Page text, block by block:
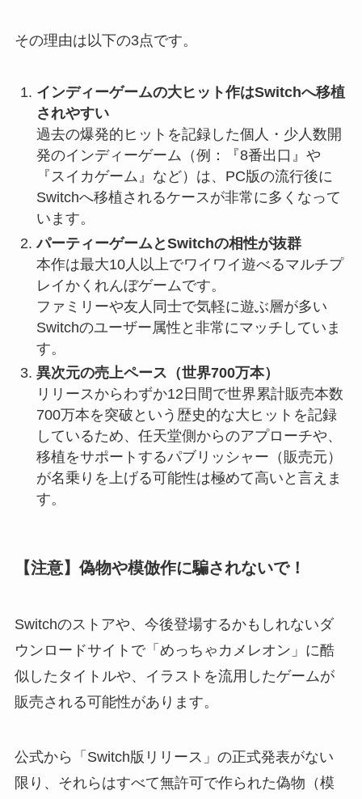
その理由は以下の3点です。
インディーゲームの大ヒット作はSwitchへ移植
されやすい
過去の爆発的ヒットを記録した個人・少人数開
発のインディーゲーム（例：『8番出口』や
『スイカゲーム』など）は、PC版の流行後に
Switchへ移植されるケースが非常に多くなって
います。
パーティーゲームとSwitchの相性が抜群
本作は最大10人以上でワイワイ遊べるマルチプ
レイかくれんぼゲームです。
ファミリーや友人同士で気軽に遊ぶ層が多い
Switchのユーザー属性と非常にマッチしていま
す。
異次元の売上ペース（世界700万本）
リリースからわずか12日間で世界累計販売本数
700万本を突破という歴史的な大ヒットを記録
しているため、任天堂側からのアプローチや、
移植をサポートするパブリッシャー（販売元）
が名乗りを上げる可能性は極めて高いと言えま
す。
【注意】偽物や模倣作に騙されないで！
Switchのストアや、今後登場するかもしれないダ
ウンロードサイトで「めっちゃカメレオン」に酷
似したタイトルや、イラストを流用したゲームが
販売される可能性があります。
公式から「Switch版リリース」の正式発表がない
限り、それらはすべて無許可で作られた偽物（模